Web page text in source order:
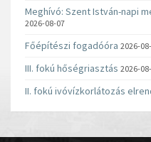
Meghívó: Szent István-napi
2026-08-07
Főépítészi fogadóóra 2026-
III. fokú hőségriasztás 2026-
II. fokú ivóvízkorlátozás